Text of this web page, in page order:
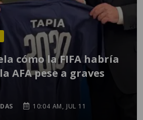
cómo la FIFA habría
AFA pese a graves
10:04 AM, JUL 11